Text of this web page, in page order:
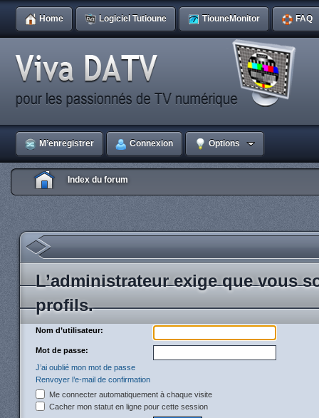
Home Logiciel Tutioune TiouneMonitor FAQ
M’enregistrer Connexion Options
Index du forum
L’administrateur exige que vous
profils.
Nom d’utilisateur:
Mot de passe:
J’ai oublié mon mot de passe
Renvoyer l’e-mail de confirmation
Me connecter automatiquement à chaque visite
Cacher mon statut en ligne pour cette session